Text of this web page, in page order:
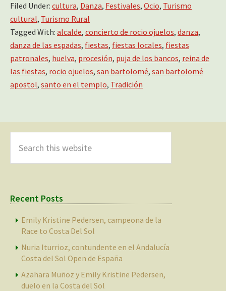
Filed Under: cultura, Danza, Festivales, Ocio, Turismo
cultural, Turismo Rural
Tagged With: alcalde, concierto de rocio ojuelos, danza,
danza de las espadas, fiestas, fiestas locales, fiestas
patronales, huelva, procesión, puja de los bancos, reina de
las fiestas, rocio ojuelos, san bartolomé, san bartolomé
apostol, santo en el templo, Tradición
Sidebar
this
website
Recent Posts
Emily Kristine Pedersen, campeona de la
Race to Costa Del Sol
Nuria Iturrioz, contundente en el Andalucía
Costa del Sol Open de España
Azahara Muñoz y Emily Kristine Pedersen,
duelo en la Costa del Sol